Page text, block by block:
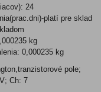
24
platí pre sklad
kg
0,000235 kg
pole;
Ch: 7